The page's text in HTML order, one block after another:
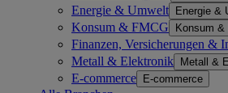
Energie & Umwelt Energie &
Konsum & FMCG Konsum &
Finanzen, Versicherungen &
Metall & Elektronik Metall &
E-commerce E-commerce